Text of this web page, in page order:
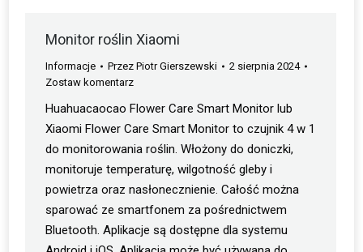
Monitor roślin Xiaomi
Informacje PrzezPiotr Gierszewski
2 sierpnia 2024
Zostaw komentarz
Huahuacaocao Flower Care Smart Monitor lub
Xiaomi Flower Care Smart Monitor to czujnik 4 w 1
do monitorowania roślin. Włożony do doniczki,
monitoruje temperaturę, wilgotność gleby i
powietrza oraz nasłonecznienie. Całość można
sparować ze smartfonem za pośrednictwem
Bluetooth. Aplikacje są dostępne dla systemu